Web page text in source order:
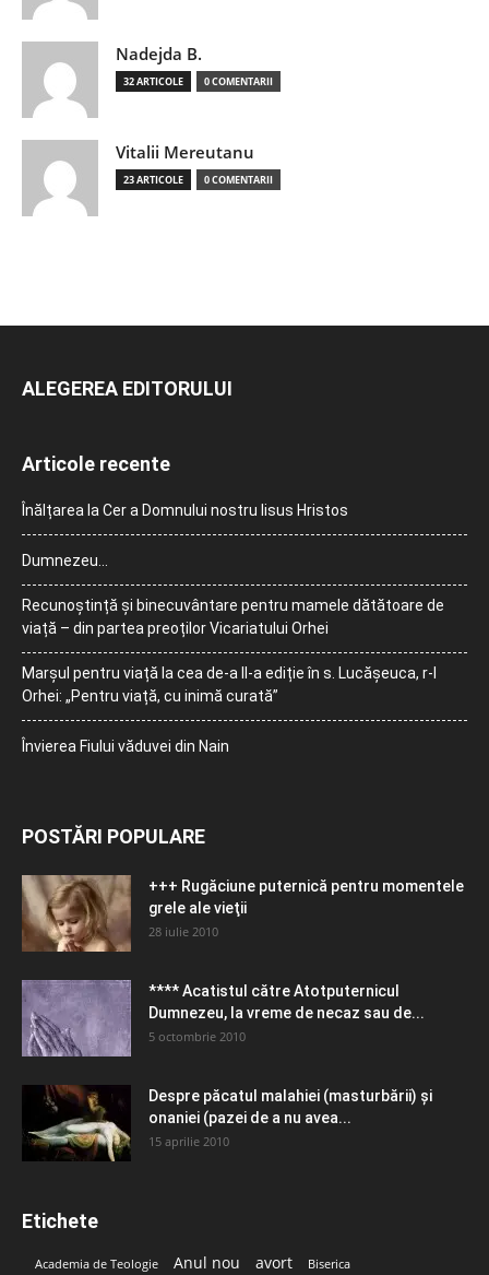
Nadejda B.
32 ARTICOLE 0 COMENTARII
Vitalii Mereutanu
23 ARTICOLE 0 COMENTARII
ALEGEREA EDITORULUI
Articole recente
Înălțarea la Cer a Domnului nostru Iisus Hristos
Dumnezeu…
Recunoștință și binecuvântare pentru mamele dătătoare de
viață – din partea preoților Vicariatului Orhei
Marșul pentru viață la cea de-a II-a ediție în s. Lucășeuca, r-l
Orhei: „Pentru viață, cu inimă curată”
Învierea Fiului văduvei din Nain
POSTĂRI POPULARE
+++ Rugăciune puternică pentru momentele
grele ale vieţii
28 iulie 2010
**** Acatistul către Atotputernicul
Dumnezeu, la vreme de necaz sau de...
5 octombrie 2010
Despre păcatul malahiei (masturbării) şi
onaniei (pazei de a nu avea...
15 aprilie 2010
Etichete
Academia de Teologie Anul nou avort Biserica